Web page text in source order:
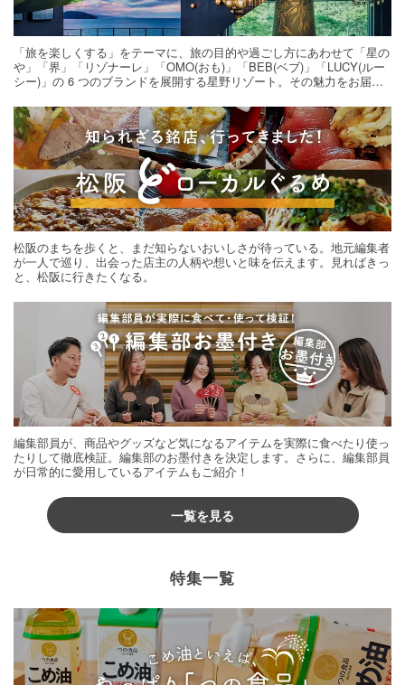
「旅を楽しくする」をテーマに、旅の目的や過ごし方にあわせて「星の
や」「界」「リゾナーレ」「OMO(おも)」「BEB(ベブ)」「LUCY(ルー
シー)」の 6 つのブランドを展開する星野リゾート。その魅力をお届け
松阪のまちを歩くと、まだ知らないおいしさが待っている。地元編集者
が一人で巡り、出会った店主の人柄や想いと味を伝えます。見ればきっ
と、松阪に行きたくなる。
編集部員が、商品やグッズなど気になるアイテムを実際に食べたり使っ
たりして徹底検証。編集部のお墨付きを決定します。さらに、編集部員
が日常的に愛用しているアイテムもご紹介！
一覧を見る
特集一覧